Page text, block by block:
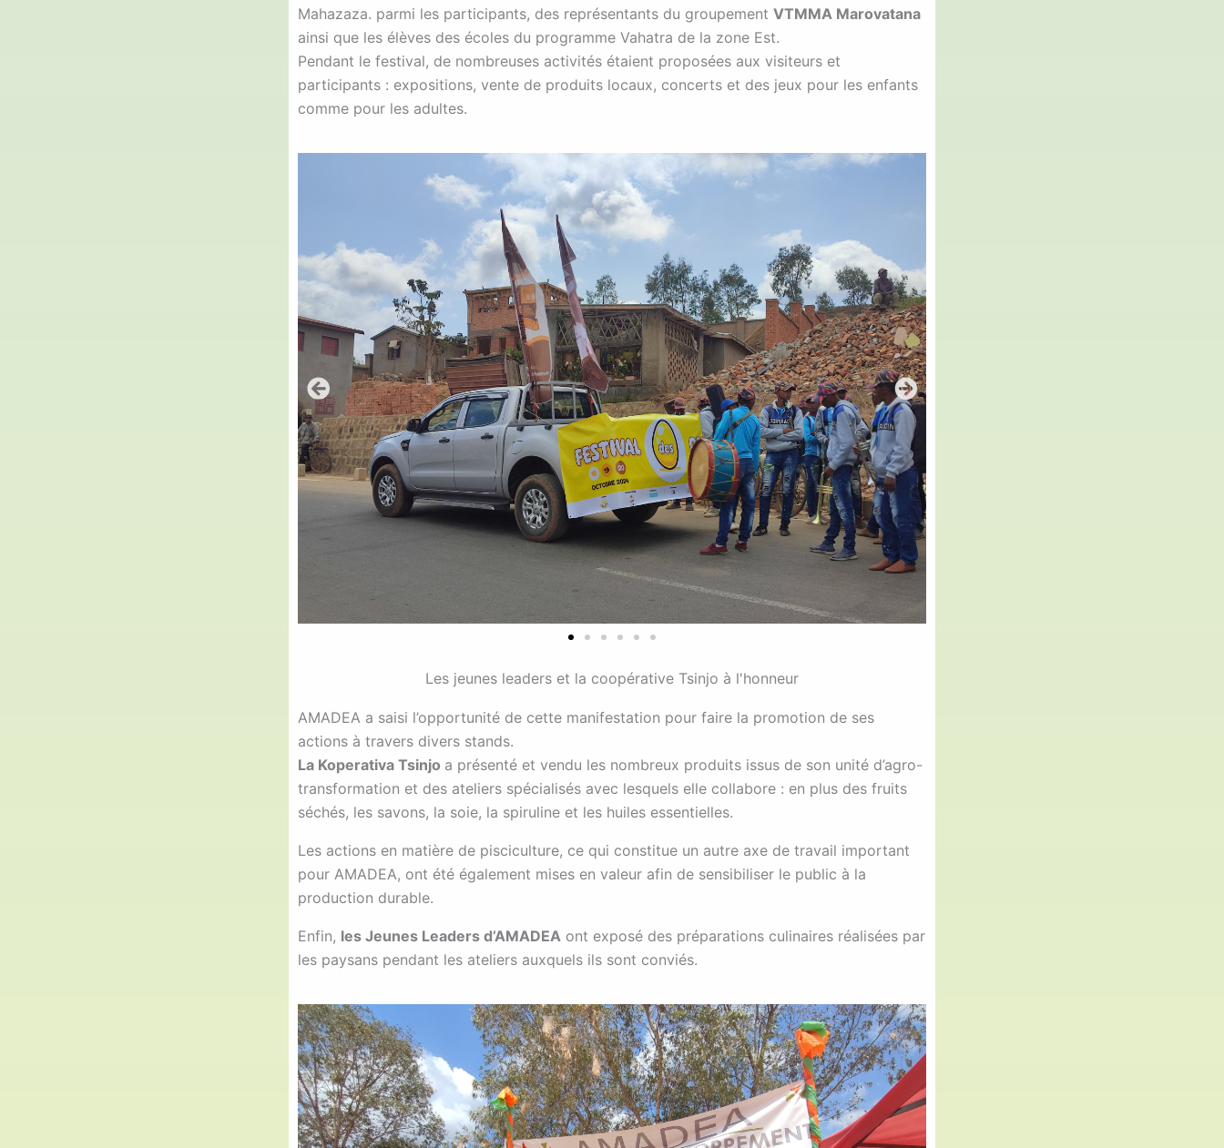
Mahazaza. parmi les participants, des représentants du groupement VTMMA Marovatana
ainsi que les élèves des écoles du programme Vahatra de la zone Est.
Pendant le festival, de nombreuses activités étaient proposées aux visiteurs et
participants : expositions, vente de produits locaux, concerts et des jeux pour les enfants
comme pour les adultes.
Les jeunes leaders et la coopérative Tsinjo à l'honneur
AMADEA a saisi l’opportunité de cette manifestation pour faire la promotion de ses
actions à travers divers stands.
La Koperativa Tsinjo a présenté et vendu les nombreux produits issus de son unité d’agro-
transformation et des ateliers spécialisés avec lesquels elle collabore : en plus des fruits
séchés, les savons, la soie, la spiruline et les huiles essentielles.
Les actions en matière de pisciculture, ce qui constitue un autre axe de travail important
pour AMADEA, ont été également mises en valeur afin de sensibiliser le public à la
production durable.
Enfin, les Jeunes Leaders d’AMADEA ont exposé des préparations culinaires réalisées par
les paysans pendant les ateliers auxquels ils sont conviés.